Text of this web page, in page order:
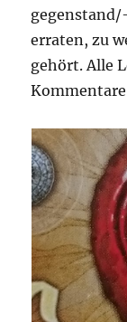
erraten, zu
gehört. Alle